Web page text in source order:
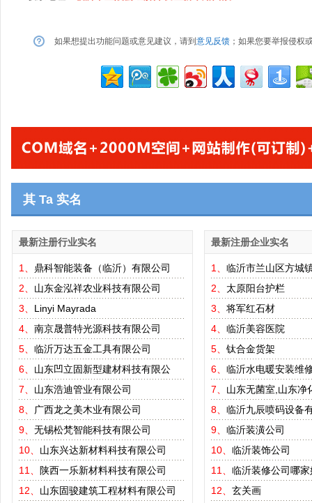
如果想提出功能问题或意见建议，请到 意见反馈 ；如果您要举报侵权
其 Ta 实名
最新注册行业实名
1、 鼎科智能装备（临沂）有限公司
2、 山东金泓祥农业科技有限公司
3、 Linyi Mayrada
4、 南京晟普特光源科技有限公司
5、 临沂万达五金工具有限公司
6、 山东凹立固新型建材科技有限公
7、 山东浩迪管业有限公司
8、
广西龙之美木业有限公司
9、 无锡松梵智能科技有限公司
10、 山东兴达新材料科技有限公司
11、
陕西一乐新材料科技有限公司
12、 山东固骏建筑工程材料有限公司
最新注册企业实名
1、 临沂市兰山区方城
2、 太原阳台护栏
3、 将军红石材
4、 临沂美容医院
5、 钛合金货架
6、 临沂水电暖安装维
7、 山东无菌室,山东净
8、 临沂九辰喷码设备
9、 临沂装潢公司
10、 临沂装饰公司
11、 临沂装修公司哪家
12、 玄关画